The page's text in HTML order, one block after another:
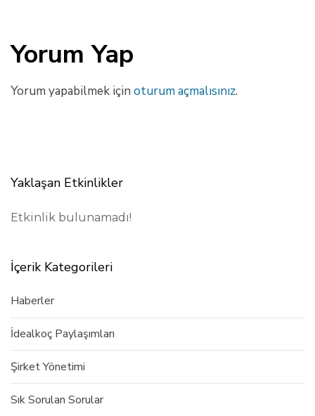
Yorum Yap
Yorum yapabilmek için oturum açmalısınız.
Yaklaşan Etkinlikler
Etkinlik bulunamadı!
İçerik Kategorileri
Haberler
İdealkoç Paylaşımları
Şirket Yönetimi
Sık Sorulan Sorular